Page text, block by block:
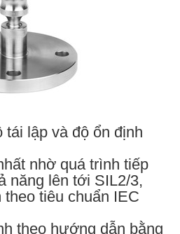
lập và độ ổn định
nhờ quá trình tiếp
năng lên tới SIL2/3,
tiêu chuẩn IEC
theo hướng dẫn bằng